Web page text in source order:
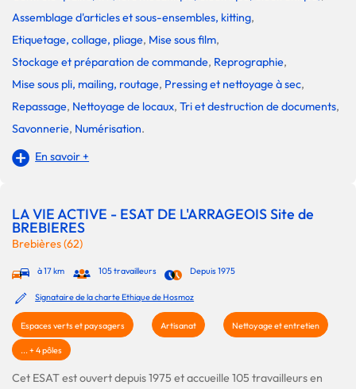
Assemblage d'articles et sous-ensembles, kitting,
Etiquetage, collage, pliage, Mise sous film,
Stockage et préparation de commande, Reprographie,
Mise sous pli, mailing, routage, Pressing et nettoyage à sec,
Repassage, Nettoyage de locaux, Tri et destruction de documents,
Savonnerie, Numérisation.
En savoir +
LA VIE ACTIVE - ESAT DE L'ARRAGEOIS Site de
BREBIERES
Brebières (62)
à 17 km 105 travailleurs Depuis 1975
Signataire de la charte Ethique de Hosmoz
Espaces verts et paysagers Artisanat Nettoyage et entretien
... + 4 pôles
Cet ESAT est ouvert depuis 1975 et accueille 105 travailleurs en